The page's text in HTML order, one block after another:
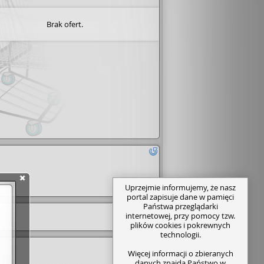
Brak ofert.
Uprzejmie informujemy, że nasz
portal zapisuje dane w pamięci
Państwa przeglądarki
internetowej, przy pomocy tzw.
plików cookies i pokrewnych
technologii.
Więcej informacji o zbieranych